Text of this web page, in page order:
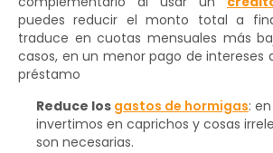
puedes reducir el monto total a
traduce en cuotas mensuales más
casos, en un menor pago de intereses
préstamo
Reduce los gastos de hormigas:
invertimos en caprichos y cosas
son necesarias.